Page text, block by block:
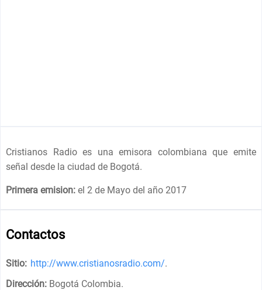
Cristianos Radio es una emisora colombiana que emite
señal desde la ciudad de Bogotá.
Primera emision: el 2 de Mayo del año 2017
Contactos
Sitio: http://www.cristianosradio.com/.
Dirección: Bogotá Colombia.